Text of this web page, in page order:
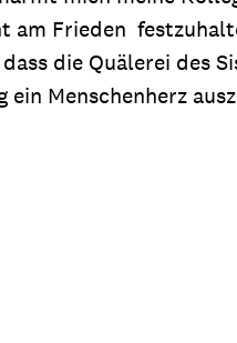
am Frieden
die Quälerei des
ein Menschenherz